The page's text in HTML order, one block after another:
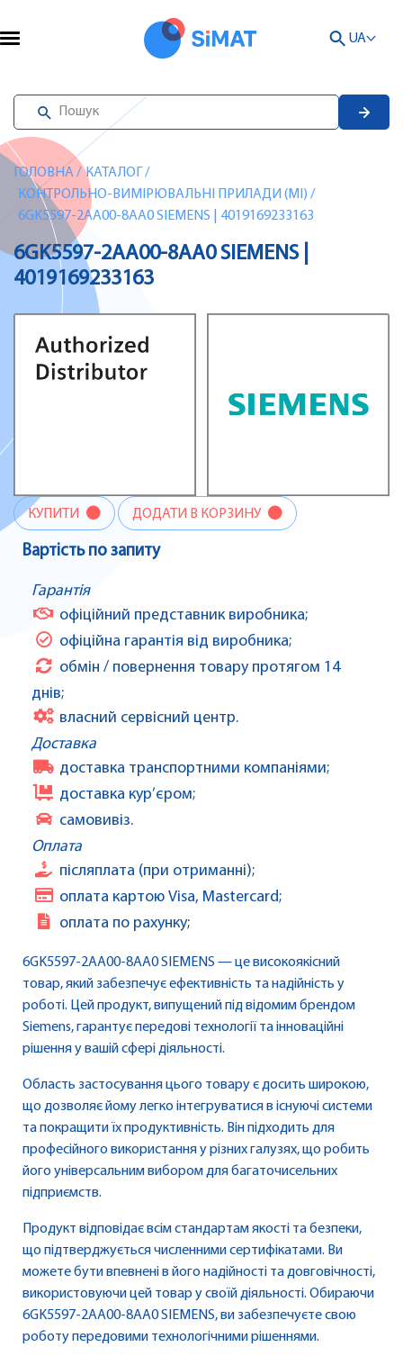
UA
ГОЛОВНА/ КАТАЛОГ /
КОНТРОЛЬНО-ВИМІРЮВАЛЬНІ ПРИЛАДИ (MI) /
6GK5597-2AA00-8AA0 SIEMENS | 4019169233163
6GK5597-2AA00-8AA0 SIEMENS |
4019169233163
КУПИТИ ДОДАТИ В КОРЗИНУ
Вартість по запиту
Гарантія
офіційний представник виробника;
офіційна гарантія від виробника;
обмін / повернення товару протягом 14
днів;
власний сервісний центр.
Доставка
доставка транспортними компаніями;
доставка кур’єром;
самовивіз.
Оплата
післяплата (при отриманні);
оплата картою Visa, Mastercard;
оплата по рахунку;
6GK5597-2AA00-8AA0 SIEMENS — це високоякісний
товар, який забезпечує ефективність та надійність у
роботі. Цей продукт, випущений під відомим брендом
Siemens, гарантує передові технології та інноваційні
рішення у вашій сфері діяльності.
Область застосування цього товару є досить широкою,
що дозволяє йому легко інтегруватися в існуючі системи
та покращити їх продуктивність. Він підходить для
професійного використання у різних галузях, що робить
його універсальним вибором для багаточисельних
підприємств.
Продукт відповідає всім стандартам якості та безпеки,
що підтверджується численними сертифікатами. Ви
можете бути впевнені в його надійності та довговічності,
використовуючи цей товар у своїй діяльності. Обираючи
6GK5597-2AA00-8AA0 SIEMENS, ви забезпечуєте свою
роботу передовими технологічними рішеннями.